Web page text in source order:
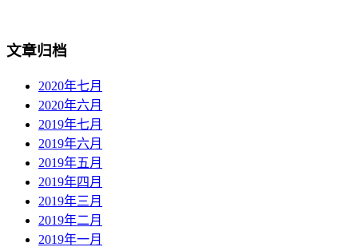
文章归档
2020年七月
2020年六月
2019年七月
2019年六月
2019年五月
2019年四月
2019年三月
2019年二月
2019年一月